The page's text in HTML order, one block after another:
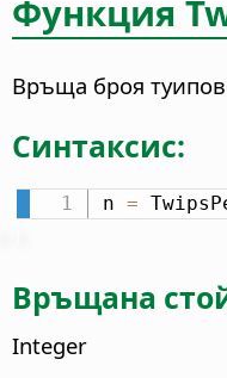
Функция
Връща броя
Синтаксис:
n =
Връщана
Integer